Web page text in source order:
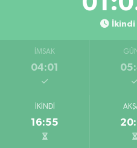
İMSAK
04:01
İKINDI
16:55